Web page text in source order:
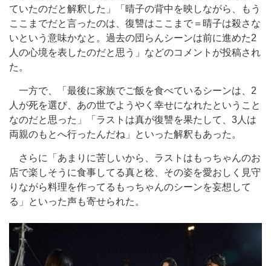
ていたのだと解釈した」「晴子の背中を映しながら、もう
ここまでだと言ったのは、復讐はここまで＝晴子は殺さな
いという意味かなと。過去の団らんシーンは前に進めた2
人の心境を表したのだと思う」などのコメントが投稿され
た。
一方で、「最後に家族でご飯を食べているシーンは、2
人が死を選び、あの世でようやく幸せになれたということ
なのだと思った」「ラストは真が復讐を果たして、3人は
両親のもとへ行ったんだね」といった解釈もあった。
さらに「あまりに苦しいから、ラストはもっちゃんのお
店で楽しそうに食事してる真と稔、その姿を愛おしく見守
りながら料理を作ってるもっちゃんのシーンを妄想して
る」といった声も寄せられた。